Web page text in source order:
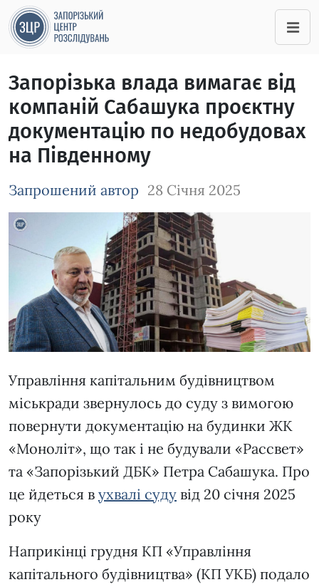
Запорізька влада вимагає від
компаній Сабашука проєктну
документацію по недобудовах
на Південному
Запрошений автор 28 Січня 2025
Зображення завантажується
Управління капітальним будівництвом
міськради звернулось до суду з вимогою
повернути документацію на будинки ЖК
«Моноліт», що так і не будували «Рассвет»
та «Запорізький ДБК» Петра Сабашука. Про
це йдеться в ухвалі суду від 20 січня 2025
року
Наприкінці грудня КП «Управління
капітального будівництва» (КП УКБ) подало